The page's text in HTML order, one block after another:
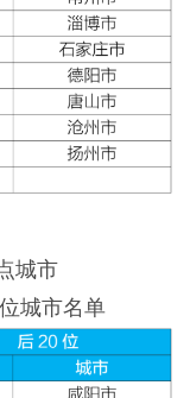
城市
城市名单